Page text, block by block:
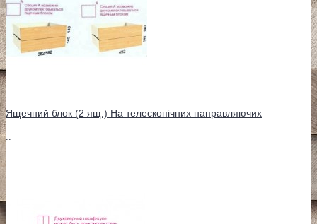
Ящечний блок (2 ящ.) На телескопічних направляючих